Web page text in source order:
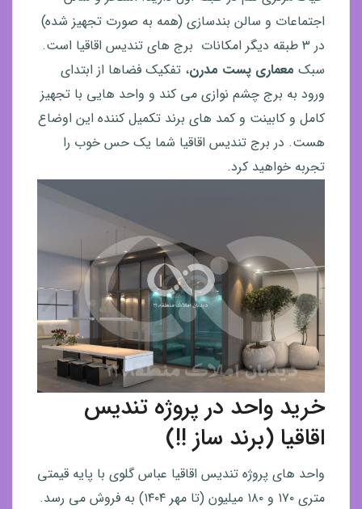
اجتماعات و سالن بندسازی (همه به صورت تجهیز شده)
در ۳ طبقه دیگر امکانات برج های تندیس اقاقیا است.
سبک معماری پست مدرن، تفکیک فضاها از ابتدای
ورود به برج چشم نوازی می کند و واحد هایی با تجهیز
کامل و کابینت و کمد های برند تکمیل کننده این اوضاع
هست. در برج تندیس اقاقیا شما یک حس خوب را
تجربه خواهید کرد.
خرید واحد در پروژه تندیس
اقاقیا (برند ساز !!)
واحد های پروژه تندیس اقاقیا عباس گلوی با پایه قیمتی
متری ۱۷۰ و ۱۸۰ میلیون (تا مهر ۱۴۰۴) به فروش می رسد.